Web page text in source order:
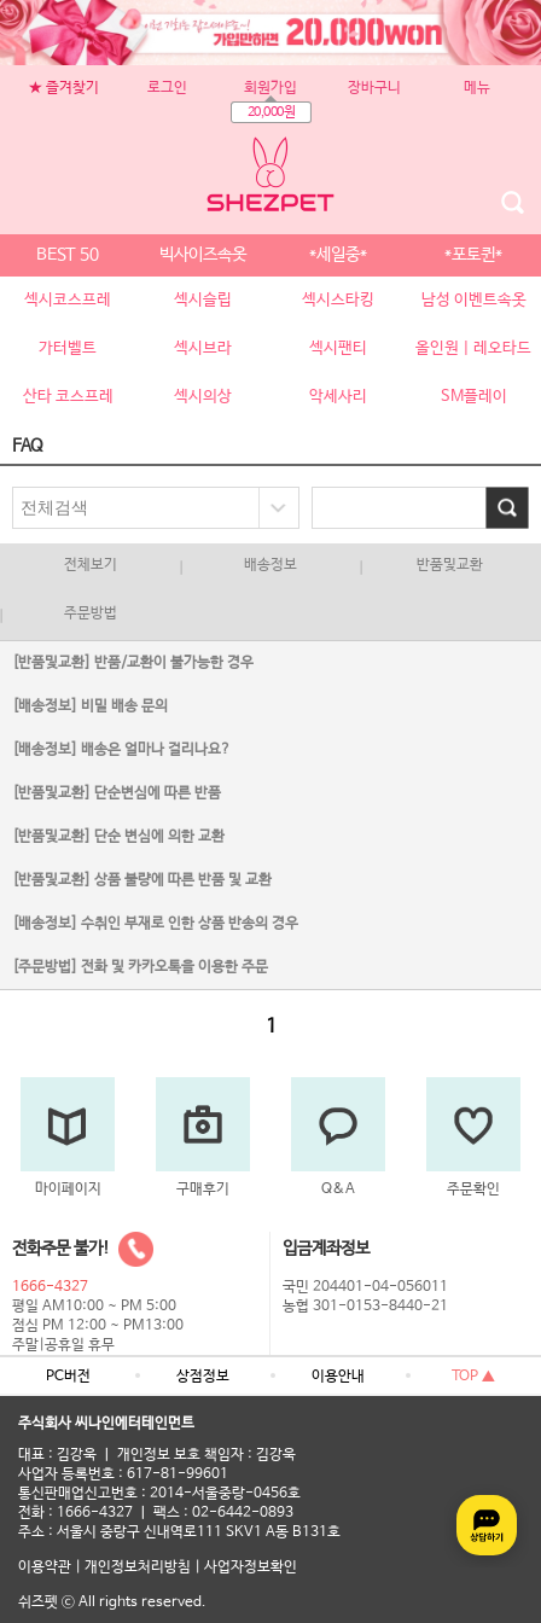
★ 즐겨찾기 로그인 회원가입
20,000원
장바구니 메뉴
BEST 50 빅사이즈속옷 *세일중* *포토퀸*
섹시코스프레 섹시슬립 섹시스타킹 남성 이벤트속옷
가터벨트 섹시브라 섹시팬티 올인원 | 레오타드
산타 코스프레 섹시의상 악세사리 SM플레이
FAQ
전체보기 배송정보 반품및교환
주문방법
[반품및교환] 반품/교환이 불가능한 경우
[배송정보] 비밀 배송 문의
[배송정보] 배송은 얼마나 걸리나요?
[반품및교환] 단순변심에 따른 반품
[반품및교환] 단순 변심에 의한 교환
[반품및교환] 상품 불량에 따른 반품 및 교환
[배송정보] 수취인 부재로 인한 상품 반송의 경우
[주문방법] 전화 및 카카오톡을 이용한 주문
1
마이페이지 구매후기 Q&A 주문확인
전화주문 불가!
1666-4327
평일 AM10:00 ~ PM 5:00
점심 PM 12:00 ~ PM13:00
주말|공휴일 휴무
입금계좌정보
국민 204401-04-056011
농협 301-0153-8440-21
PC버전 상점정보 이용안내 TOP ▲
주식회사 씨나인에터테인먼트
대표 : 김강욱 ㅣ 개인정보 보호 책임자 : 김강욱
사업자 등록번호 : 617-81-99601
통신판매업신고번호 : 2014-서울중랑-0456호
전화 : 1666-4327 ㅣ 팩스 : 02-6442-0893
주소 : 서울시 중랑구 신내역로111 SKV1 A동 B131호
이용약관 개인정보처리방침 사업자정보확인
쉬즈펫 ⓒ All rights reserved.